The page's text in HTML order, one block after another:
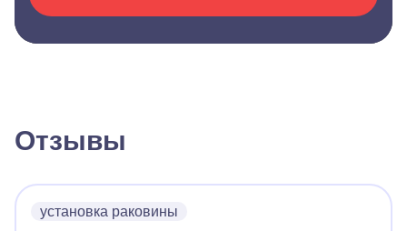
Отзывы
установка раковины